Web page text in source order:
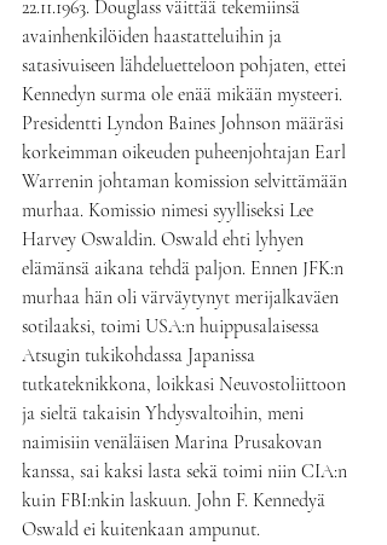
22.11.1963. Douglass väittää tekemiinsä
avainhenkilöiden haastatteluihin ja
satasivuiseen lähdeluetteloon pohjaten, ettei
Kennedyn surma ole enää mikään mysteeri.
Presidentti Lyndon Baines Johnson määräsi
korkeimman oikeuden puheenjohtajan Earl
Warrenin johtaman komission selvittämään
murhaa. Komissio nimesi syylliseksi Lee
Harvey Oswaldin. Oswald ehti lyhyen
elämänsä aikana tehdä paljon. Ennen JFK:n
murhaa hän oli värväytynyt merijalkaväen
sotilaaksi, toimi USA:n huippusalaisessa
Atsugin tukikohdassa Japanissa
tutkateknikkona, loikkasi Neuvostoliittoon
ja sieltä takaisin Yhdysvaltoihin, meni
naimisiin venäläisen Marina Prusakovan
kanssa, sai kaksi lasta sekä toimi niin CIA:n
kuin FBI:nkin laskuun. John F. Kennedyä
Oswald ei kuitenkaan ampunut.